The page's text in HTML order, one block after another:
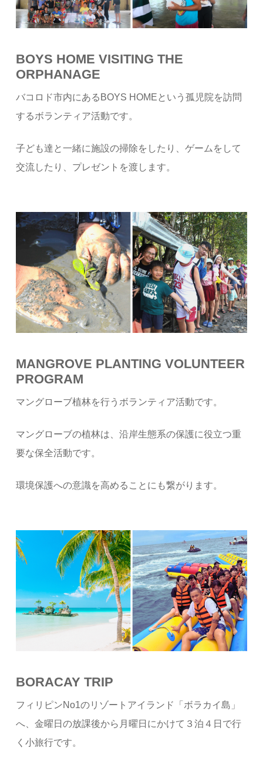
BOYS HOME VISITING THE
ORPHANAGE
バコロド市内にあるBOYS HOMEという孤児院を訪問
するボランティア活動です。
子ども達と一緒に施設の掃除をしたり、ゲームをして
交流したり、プレゼントを渡します。
MANGROVE PLANTING VOLUNTEER
PROGRAM
マングローブ植林を行うボランティア活動です。
マングローブの植林は、沿岸生態系の保護に役立つ重
要な保全活動です。
環境保護への意識を高めることにも繋がります。
BORACAY TRIP
フィリピンNo1のリゾートアイランド「ボラカイ島」
へ、金曜日の放課後から月曜日にかけて３泊４日で行
く小旅行です。